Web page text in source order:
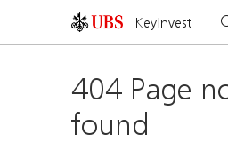
KeyInvest
404 Page
found